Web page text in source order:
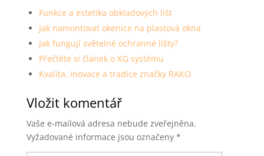
Funkce a estetika obkladových lišt
Jak namontovat okenice na plastová okna
Jak fungují světelné ochranné lišty?
Přečtěte si článek o KG systému
Kvalita, inovace a tradice značky RAKO
Vložit komentář
Vaše e-mailová adresa nebude zveřejněna.
Vyžadované informace jsou označeny *